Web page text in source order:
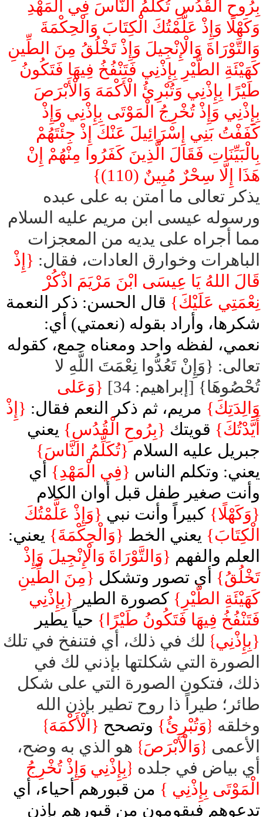
بِرُوحِ الْقُدُسِ تُكَلِّمُ النَّاسَ فِي الْمَهْدِ
وَكَهْلًا وَإِذْ عَلَّمْتُكَ الْكِتَابَ وَالْحِكْمَةَ
وَالتَّوْرَاةَ وَالْإِنْجِيلَ وَإِذْ تَخْلُقُ مِنَ الطِّينِ
كَهَيْئَةِ الطَّيْرِ بِإِذْنِي فَتَنْفُخُ فِيهَا فَتَكُونُ
طَيْرًا بِإِذْنِي وَتُبْرِئُ الْأَكْمَهَ وَالْأَبْرَصَ
بِإِذْنِي وَإِذْ تُخْرِجُ الْمَوْتَى بِإِذْنِي وَإِذْ
كَفَفْتُ بَنِي إِسْرَائِيلَ عَنْكَ إِذْ جِئْتَهُمْ
بِالْبَيِّنَاتِ فَقَالَ الَّذِينَ كَفَرُوا مِنْهُمْ إِنْ
هَذَا إِلَّا سِحْرٌ مُبِينٌ (110)}
يذكر تعالى ما امتن به على عبده
ورسوله عيسى ابن مريم عليه السلام
مما أجراه على يديه من المعجزات
الباهرات وخوارق العادات، فقال: {إِذْ
قَالَ اللهُ يَا عِيسَى ابْنَ مَرْيَمَ اذْكُرْ
نِعْمَتِي عَلَيْكَ} قال الحسن: ذكر النعمة
شكرها، وأراد بقوله (نعمتي) أي:
نعمي، لفظه واحد ومعناه جمع، كقوله
تعالى: {وَإِنْ تَعُدُّوا نِعْمَتَ اللَّهِ لا
تُحْصُوهَا} [إبراهيم: 34]
{وَعَلى
وَالِدَتِكَ} مريم، ثم ذكر النعم فقال: {إِذْ
أَيَّدْتُكَ} قويتك {بِرُوحِ الْقُدُسِ} يعني
جبريل عليه السلام {تُكَلِّمُ النَّاسَ}
يعني: وتكلم الناس {فِي الْمَهْدِ} أي
وأنت صغير طفل قبل أوان الكلام
{وَكَهْلًا} كبيراً وأنت نبي {وَإِذْ عَلَّمْتُكَ
الْكِتَابَ} يعني الخط {وَالْحِكْمَةَ} يعني:
العلم والفهم {وَالتَّوْرَاةَ وَالْإِنْجِيلَ وَإِذْ
تَخْلُقُ} أي تصور وتشكل {مِنَ الطِّينِ
كَهَيْئَةِ الطَّيْرِ} كصورة الطير {بِإِذْنِي
فَتَنْفُخُ فِيهَا فَتَكُونُ طَيْرًا} حياً يطير
{بِإِذْنِي} لك في ذلك، أي فتنفخ في تلك
الصورة التي شكلتها بإذني لك في
ذلك، فتكون الصورة التي على شكل
طائر؛ طيراً ذا روح تطير بإذن الله
وخلقه {وَتُبْرِئُ} وتصحح {الْأَكْمَهَ}
الأعمى {وَالْأَبْرَصَ} هو الذي به وضح،
أي بياض في جلده {بِإِذْنِي وَإِذْ تُخْرِجُ
الْمَوْتَى بِإِذْنِي } من قبورهم أحياء، أي
تدعوهم فيقومون من قبورهم بإذن